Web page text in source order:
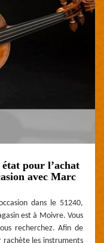
pour l’achat
avec Marc
dans le 51240,
est à Moivre. Vous
recherchez. Afin de
rachète les instruments